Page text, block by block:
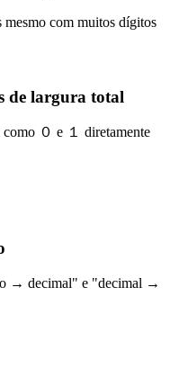
mesmo com muitos dígitos
de largura total
０ e １ diretamente
→ decimal" e "decimal →